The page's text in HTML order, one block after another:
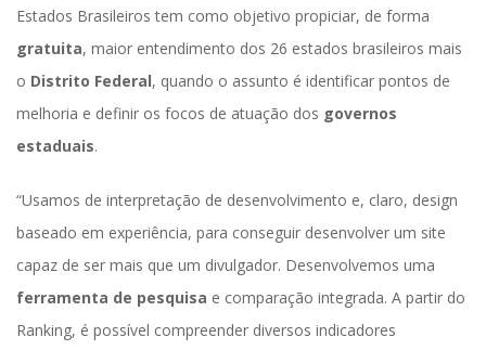
Estados Brasileiros tem como objetivo propiciar, de forma
gratuita, maior entendimento dos 26 estados brasileiros mais
o Distrito Federal, quando o assunto é identificar pontos de
melhoria e definir os focos de atuação dos governos
estaduai.
“Usamos de interpretação de desenvolvimento e, claro, design
baseado em experiência, para conseguir desenvolver um site
capaz de ser mais que um divulgador. Desenvolvemos uma
ferramenta de pesquisa e comparação integrada. A partir do
Ranking, é possível compreender diversos indicadores